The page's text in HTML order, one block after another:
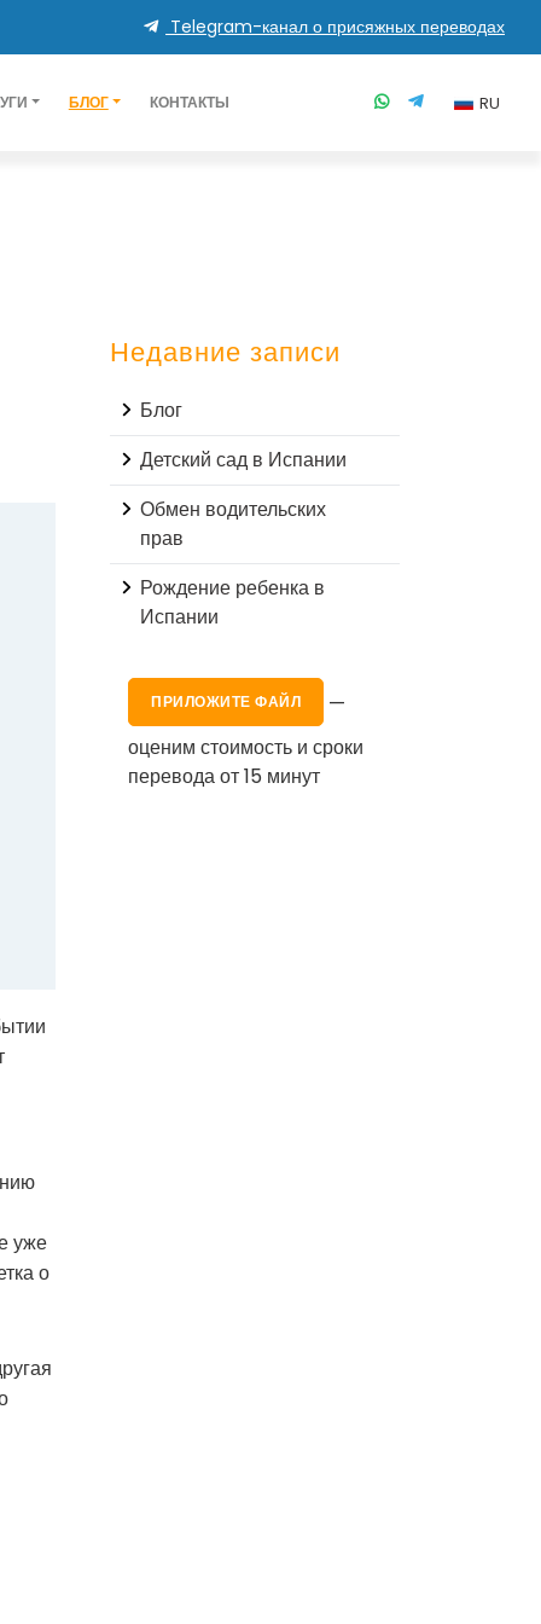
Telegram-канал о присяжных переводах
RU
БЛОГ КОНТАКТЫ
уже
о
Недавние записи
Блог
Детский сад в Испании
Обмен водительских
прав
Рождение ребенка в
Испании
ПРИЛОЖИТЕ ФАЙЛ
—
оценим стоимость и сроки
перевода от 15 минут